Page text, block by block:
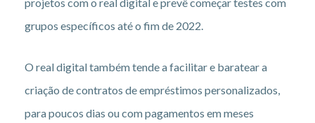
grupos específicos até o fim de 2022.
O real digital também tende a facilitar e baratear a
criação de contratos de empréstimos personalizados,
para poucos dias ou com pagamentos em meses